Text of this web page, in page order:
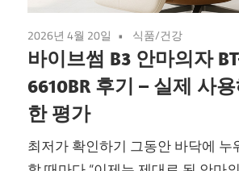
2026년 4월 20일 식품/건강
바이브썸 B3 안마의자
6610BR 후기 – 실제 사
한 평가
최저가 확인하기 그동안 바닥에 누